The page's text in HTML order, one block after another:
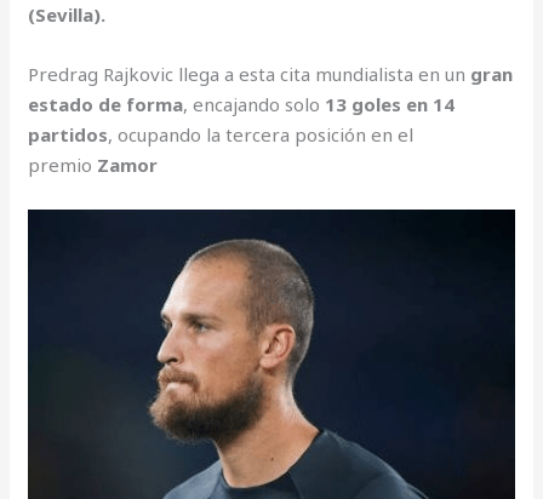
(Sevilla).
Predrag Rajkovic llega a esta cita mundialista en un gran
estado de forma, encajando solo 13 goles en 14
partidos, ocupando la tercera posición en el
premio Zamor